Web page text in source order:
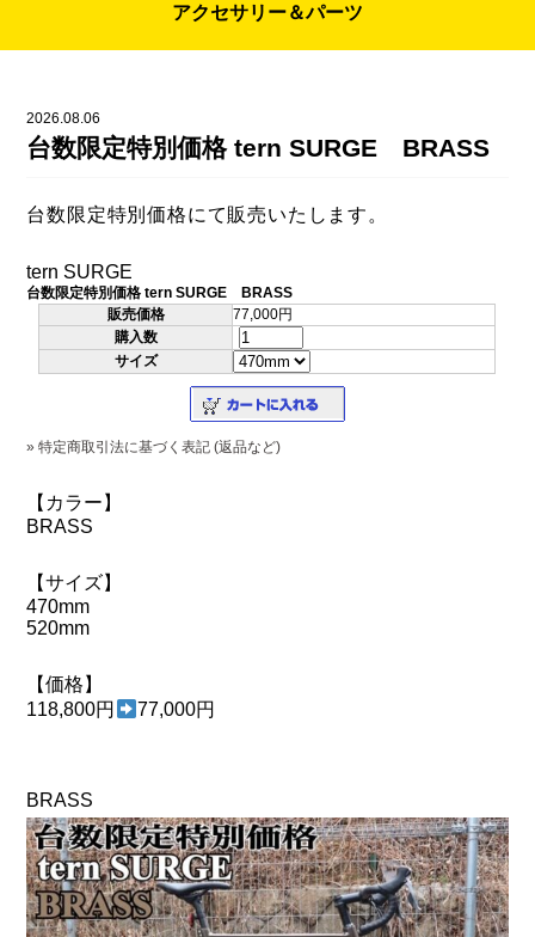
BRUNO(ブルーノ)
DAHON（ダホーン）
FUJI（フジ）
GIOS（ジオス）
KUWAHARA（クワハラ）
MASI（マージ）
PASHLEY（パシュレー）
RITEWAY（ライトウェイ）
tern Crest
tern SURGE
tern SURGE PRO
アクセサリー＆パーツ
knog（ノグ）
マルイのかわいいキャップ
2026.08.06
台数限定特別価格 tern SURGE BRASS
台数限定特別価格にて販売いたします。
tern SURGE
台数限定特別価格 tern SURGE BRASS
販売価格
77,000円
購入数
サイズ
» 特定商取引法に基づく表記 (返品など)
【カラー】
BRASS
【サイズ】
470mm
520mm
【価格】
118,800円
77,000円
BRASS